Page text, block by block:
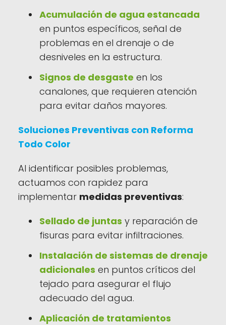
Acumulación de agua estancada
en puntos específicos, señal de
problemas en el drenaje o de
desniveles en la estructura.
Signos de desgaste en los
canalones, que requieren atención
para evitar daños mayores.
Soluciones Preventivas con Reforma
Todo Color
Al identificar posibles problemas,
actuamos con rapidez para
implementar medidas preventivas:
Sellado de juntas y reparación de
fisuras para evitar infiltraciones.
Instalación de sistemas de drenaje
adicionales en puntos críticos del
tejado para asegurar el flujo
adecuado del agua.
Aplicación de tratamientos